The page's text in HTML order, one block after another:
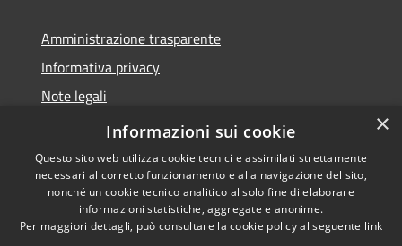
Amministrazione trasparente
Informativa privacy
Note legali
Dichiarazione di accessibilità
Accessibilità
Copyright © 2026 • Comune di
Amelia • Powered by
×
Informazioni sui cookie
Questo sito web utilizza cookie tecnici e assimilati strettamente
necessari al corretto funzionamento e alla navigazione del sito,
nonché un cookie tecnico analitico al solo fine di elaborare
informazioni statistiche, aggregate e anonime.
Per maggiori dettagli, può consultare la cookie policy al seguente link